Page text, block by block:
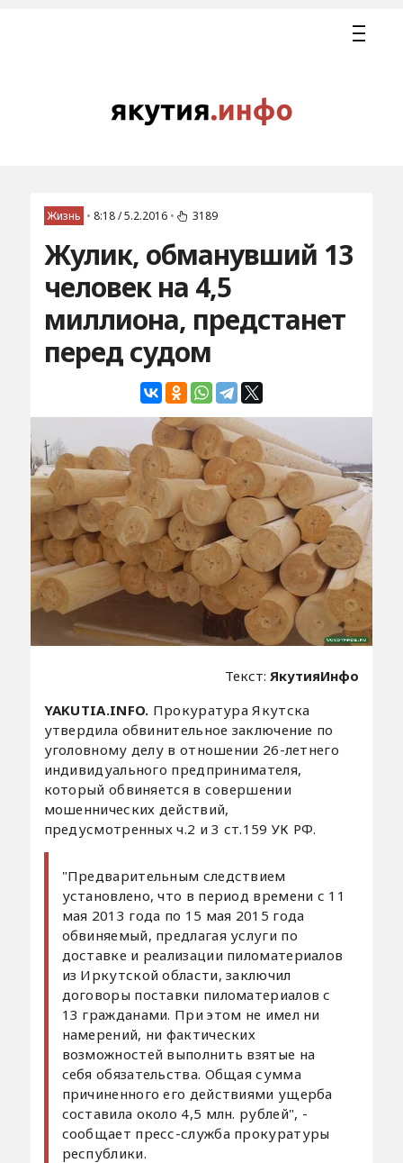
Жизнь • 8:18 / 5.2.2016 • 3189
Жулик, обманувший 13
человек на 4,5
миллиона, предстанет
перед судом
Текст: ЯкутияИнфо
YAKUTIA.INFO. Прокуратура Якутска
утвердила обвинительное заключение по
уголовному делу в отношении 26-летнего
индивидуального предпринимателя,
который обвиняется в совершении
мошеннических действий,
предусмотренных ч.2 и 3 ст.159 УК РФ.
"Предварительным следствием
установлено, что в период времени с 11
мая 2013 года по 15 мая 2015 года
обвиняемый, предлагая услуги по
доставке и реализации пиломатериалов
из Иркутской области, заключил
договоры поставки пиломатериалов с
13 гражданами. При этом не имел ни
намерений, ни фактических
возможностей выполнить взятые на
себя обязательства. Общая сумма
причиненного его действиями ущерба
составила около 4,5 млн. рублей", -
сообщает пресс-служба прокуратуры
республики.